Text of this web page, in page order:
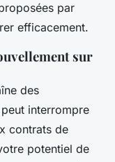
par
efficacement.
sur
des
interrompre
contrats de
potentiel de